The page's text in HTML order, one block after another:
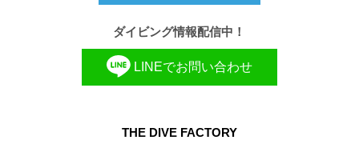
ダイビング情報配信中！
LINEでお問い合わせ
THE DIVE FACTORY